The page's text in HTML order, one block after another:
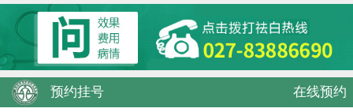
预约挂号 在线预约